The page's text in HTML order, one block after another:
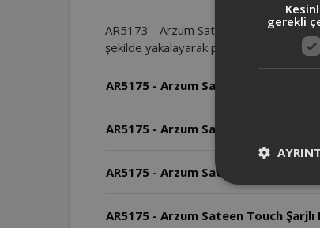
AR5173 - Arzum Sateen Touch Şarjlı
şekilde yakalayarak pürüzsüzlük sağlar.
AR5175 - Arzum Sateen Touch
AR5175 - Arzum Sateen Touch
AR5175 - Arzum Sateen Touch
AR5175 - Arzum Sateen Touch
gerekli